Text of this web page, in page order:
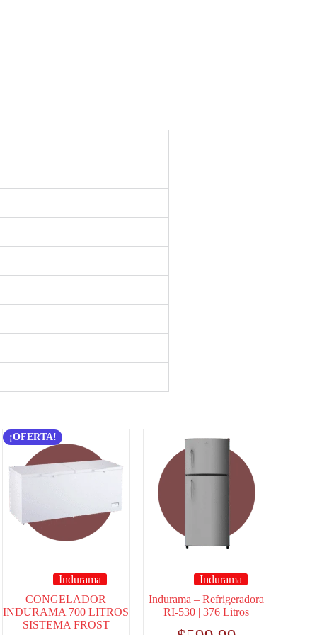
¡OFERTA!
Indurama
CONGELADOR
INDURAMA 700 LITROS
SISTEMA FROST
Indurama
Indurama – Refrigeradora
RI-530 | 376 Litros